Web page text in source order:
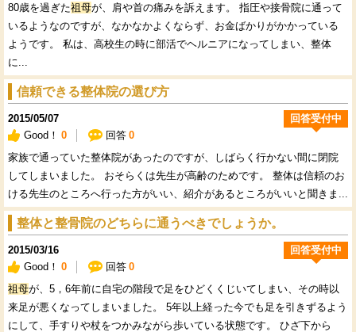
80歳を過ぎた祖母が、肩や首の痛みを訴えます。 指圧や接骨院に通って
いるようなのですが、なかなかよくならず、お金ばかりがかかっている
ようです。 私は、高校生の時に部活でヘルニアになってしまい、整体
に...
信頼できる整体院の選び方
2015/05/07
Good！ 0 回答 0
回答受付中
家族で通っていた整体院があったのですが、しばらく行かない間に閉院
してしまいました。 おそらくは先生が高齢のためです。 整体は信頼のお
ける先生のところへ行った方がいい、紹介があるところがいいと聞きま...
整体と整骨院のどちらに通うべきでしょうか。
2015/03/16
Good！ 0 回答 0
回答受付中
祖母が、5，6年前に自宅の階段で足をひどくくじいてしまい、その時以
来足が悪くなってしまいました。 5年以上経った今でも足を引きずるよう
にして、手すりや杖をつかみながら歩いている状態です。 ひざ下から